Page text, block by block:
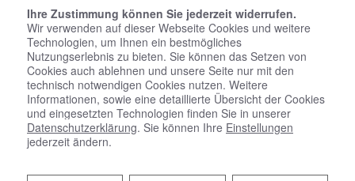
Ihre Zustimmung können Sie jederzeit widerrufen.
Wir verwenden auf dieser Webseite Cookies und weitere
Technologien, um Ihnen ein bestmögliches
Nutzungserlebnis zu bieten. Sie können das Setzen von
Cookies auch ablehnen und unsere Seite nur mit den
technisch notwendigen Cookies nutzen. Weitere
Informationen, sowie eine detaillierte Übersicht der Cookies
und eingesetzten Technologien finden Sie in unserer
Datenschutzerklärung. Sie können Ihre Einstellungen
jederzeit ändern.